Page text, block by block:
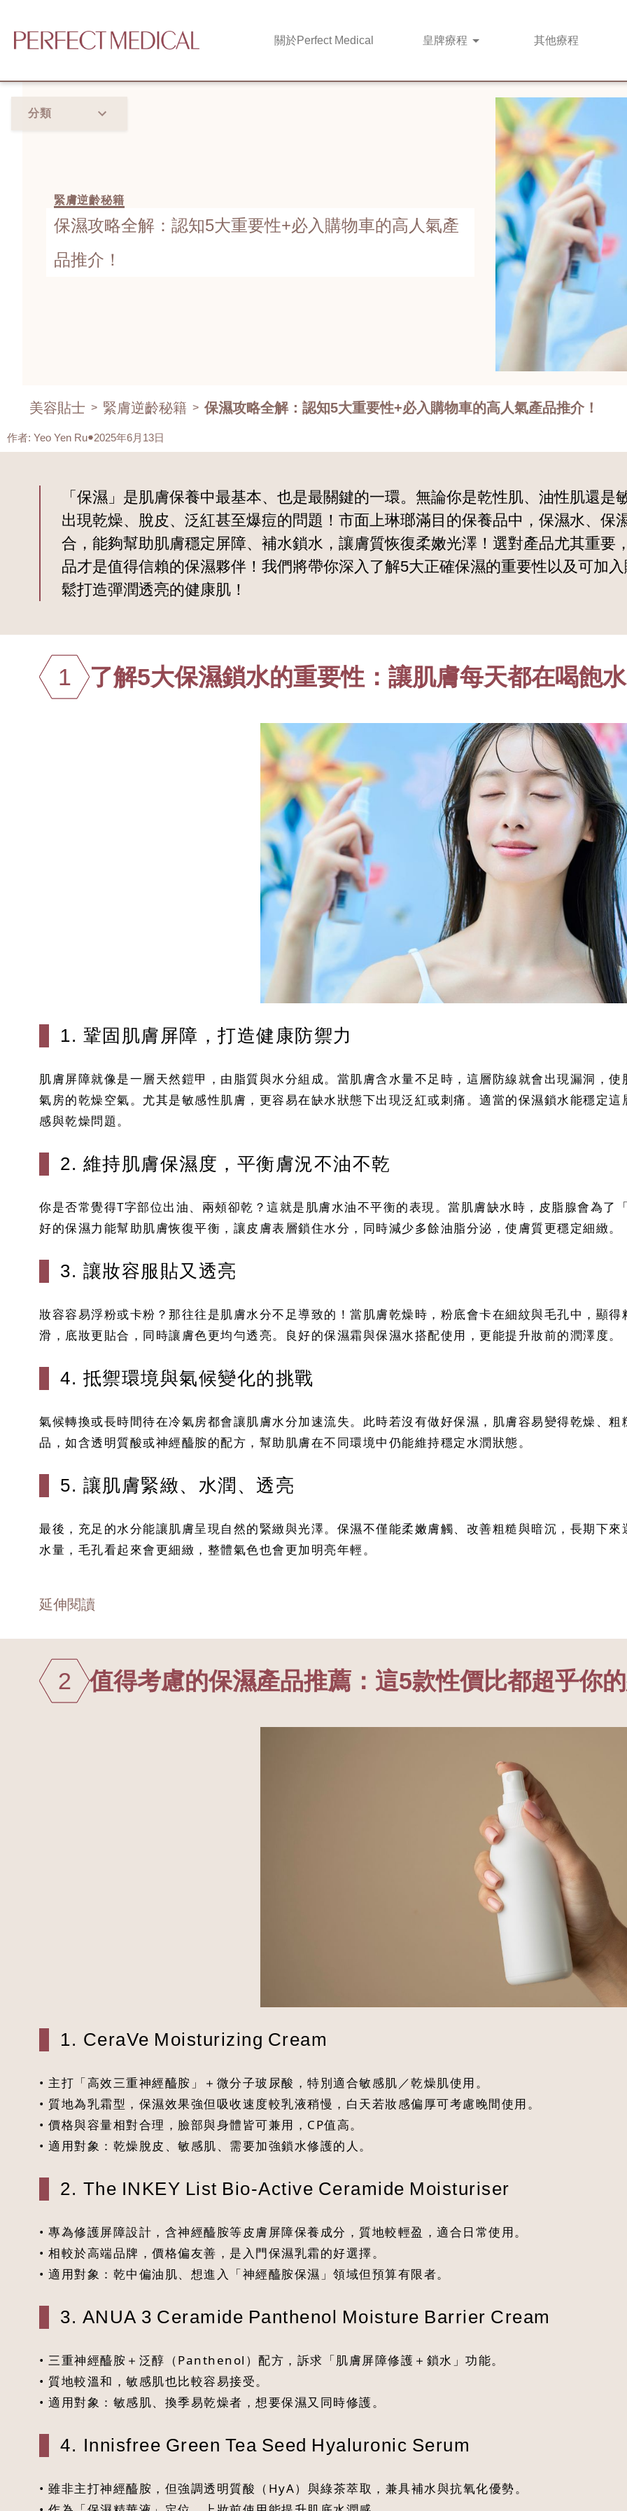
關於Perfect Medical 皇牌療程 其他療程
分類
緊膚逆齡秘籍
保濕攻略全解：認知5大重要性+必入購物車的高人氣產
品推介！
美容貼士 > 緊膚逆齡秘籍 > 保濕攻略全解：認知5大重要性+必入購物車的高人氣產品推介！
作者: Yeo Yen Ru 2025年6月13日
「保濕」是肌膚保養中最基本、也是最關鍵的一環。無論你是乾性肌、油性肌還
出現乾燥、脫皮、泛紅甚至爆痘的問題！市面上琳瑯滿目的保養品中，保濕水、保
合，能夠幫助肌膚穩定屏障、補水鎖水，讓膚質恢復柔嫩光澤！選對產品尤其重要
品才是值得信賴的保濕夥伴！我們將帶你深入了解5大正確保濕的重要性以及可加
鬆打造彈潤透亮的健康肌！
1 了解5大保濕鎖水的重要性：讓肌膚每天都在喝飽
1. 鞏固肌膚屏障，打造健康防禦力
肌膚屏障就像是一層天然鎧甲，由脂質與水分組成。當肌膚含水量不足時，這層防線就會出現漏洞，
氣房的乾燥空氣。尤其是敏感性肌膚，更容易在缺水狀態下出現泛紅或刺痛。適當的保濕鎖水能穩定
感與乾燥問題。
2. 維持肌膚保濕度，平衡膚況不油不乾
你是否常覺得T字部位出油、兩頰卻乾？這就是肌膚水油不平衡的表現。當肌膚缺水時，皮脂腺會為了
好的保濕力能幫助肌膚恢復平衡，讓皮膚表層鎖住水分，同時減少多餘油脂分泌，使膚質更穩定細緻。
3. 讓妝容服貼又透亮
妝容容易浮粉或卡粉？那往往是肌膚水分不足導致的！當肌膚乾燥時，粉底會卡在細紋與毛孔中，顯
滑，底妝更貼合，同時讓膚色更均勻透亮。良好的保濕霜與保濕水搭配使用，更能提升妝前的潤澤度。
4. 抵禦環境與氣候變化的挑戰
氣候轉換或長時間待在冷氣房都會讓肌膚水分加速流失。此時若沒有做好保濕，肌膚容易變得乾燥、
品，如含透明質酸或神經醯胺的配方，幫助肌膚在不同環境中仍能維持穩定水潤狀態。
5. 讓肌膚緊緻、水潤、透亮
最後，充足的水分能讓肌膚呈現自然的緊緻與光澤。保濕不僅能柔嫩膚觸、改善粗糙與暗沉，長期下
水量，毛孔看起來會更細緻，整體氣色也會更加明亮年輕。
延伸閱讀
2 值得考慮的保濕產品推薦：這5款性價比都超乎你
1. CeraVe Moisturizing Cream
• 主打「高效三重神經醯胺」＋微分子玻尿酸，特別適合敏感肌／乾燥肌使用。
• 質地為乳霜型，保濕效果強但吸收速度較乳液稍慢，白天若妝感偏厚可考慮晚間使用。
• 價格與容量相對合理，臉部與身體皆可兼用，CP值高。
• 適用對象：乾燥脫皮、敏感肌、需要加強鎖水修護的人。
2. The INKEY List Bio‑Active Ceramide Moisturiser
• 專為修護屏障設計，含神經醯胺等皮膚屏障保養成分，質地較輕盈，適合日常使用。
• 相較於高端品牌，價格偏友善，是入門保濕乳霜的好選擇。
• 適用對象：乾中偏油肌、想進入「神經醯胺保濕」領域但預算有限者。
3. ANUA 3 Ceramide Panthenol Moisture Barrier Cream
• 三重神經醯胺＋泛醇（Panthenol）配方，訴求「肌膚屏障修護＋鎖水」功能。
• 質地較溫和，敏感肌也比較容易接受。
• 適用對象：敏感肌、換季易乾燥者，想要保濕又同時修護。
4. Innisfree Green Tea Seed Hyaluronic Serum
• 雖非主打神經醯胺，但強調透明質酸（HyA）與綠茶萃取，兼具補水與抗氧化優勢。